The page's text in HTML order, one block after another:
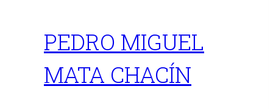
PEDRO MIGUEL
MATA CHACÍN